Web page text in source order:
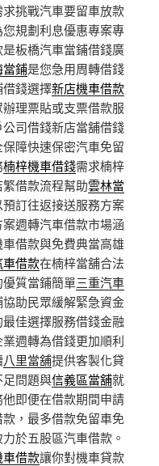
挑戰汽車要留車放款
規劃利息優惠專案專
是板橋汽車當鋪借錢廣
當鋪是您急用周轉借錢
錢選擇新店機車借款
理票貼或支票借款服
司借錢新店當舖借錢
保障快速保密汽車免留
楠梓機車借錢需求楠梓
借款流程幫助雲林當
訂往返接送服務方案
週轉汽車借款市場涵
借款與免費典當高雄
借款在楠梓當舖合法
質當鋪簡單三重汽車
助民眾緩解緊急資金
佳選擇服務借錢金融
業週轉為借錢更加順利
八里當舖提供客製化貸
問題與信義區當舖就
即便在借款期間申請
，最多借款免留車免
於五股區汽車借款。
車借款讓你對機車貸款